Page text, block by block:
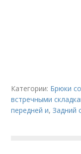
Категории: Брюки
встречными
передней и,Задний